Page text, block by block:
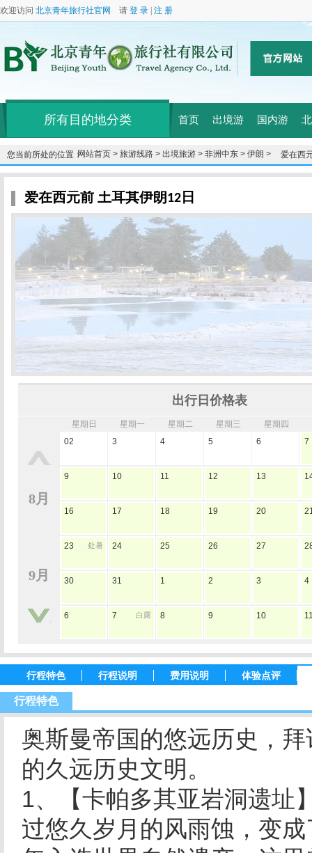
欢迎访问 北京青年旅行社官网 请 登 录 注 册
所有目的地分类 首页 出境游 国内游
您当前所处的位置：网站首页 > 旅游线路 > 出境旅游 > 非洲中东 > 伊朗 > 爱在西
爱在西元前 土耳其伊朗12日
出行日价格表
8月
9月
星期日 星期一 星期二 星期三 星期四
02
3 4 5 6 7
9 10 11 12 13
16 17 18 19 20
23 处暑 24 25 26 27
30 31 1 2 3 4
6 7 白露 8 9 10
行程特色 行程说明 费用说明 体验点评
行程特色
奥斯曼帝国的悠远历史，
的久远历史文明。
1、【卡帕多其亚岩洞遗址
过悠久岁月的风雨蚀，变